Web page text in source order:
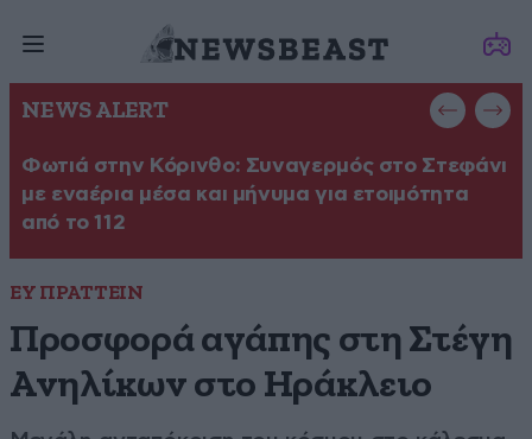
NEWS ALERT
Φωτιά στην Κόρινθο: Συναγερμός στο Στεφάνι
με εναέρια μέσα και μήνυμα για ετοιμότητα
από το 112
ΕΥ ΠΡΑΤΤΕΙΝ
Προσφορά αγάπης στη Στέγη
Ανηλίκων στο Ηράκλειο